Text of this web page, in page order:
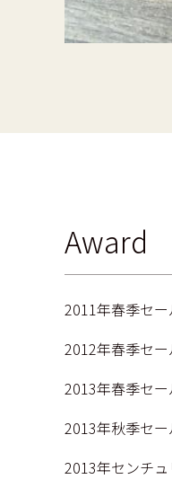
Award
2011年春季セ
2012年春季セ
2013年春季セ
2013年秋季セ
2013年センチ